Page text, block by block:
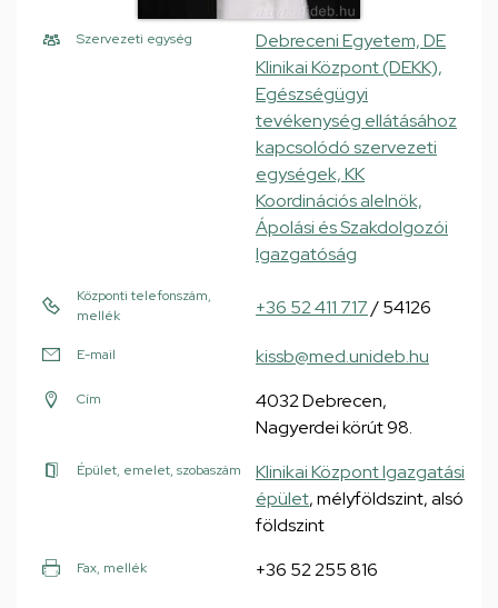
Szervezeti egység
Debreceni Egyetem, DE
Klinikai Központ (DEKK),
Egészségügyi
tevékenység ellátásához
kapcsolódó szervezeti
egységek, KK
Koordinációs alelnök,
Ápolási és Szakdolgozói
Igazgatóság
Központi telefonszám,
mellék
+36 52 411 717/ 54126
E-mail kissb@med.unideb.hu
Cím
4032 Debrecen,
Nagyerdei körút 98.
Épület, emelet, szobaszám
Klinikai Központ Igazgatási
épület, mélyföldszint, alsó
földszint
Fax, mellék +36 52 255 816